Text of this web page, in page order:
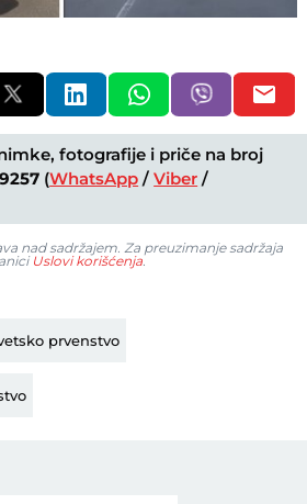
fotografije i priče na broj
(WhatsApp /Viber /
nad sadržajem. Za preuzimanje sadržaja
Uslovi korišćenja.
prvenstvo